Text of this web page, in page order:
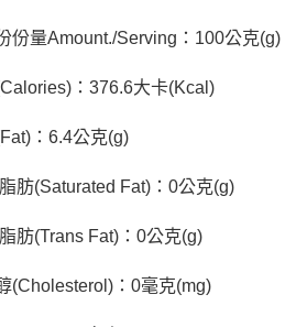
份量Amount./Serving：100公克(g)
：376.6大卡(Kcal)
：6.4公克(g)
肪(Saturated Fat)：0公克(g)
肪(Trans Fat)：0公克(g)
(Cholesterol)：0毫克(mg)